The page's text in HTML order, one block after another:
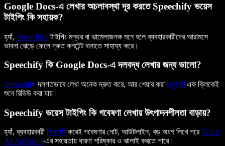
Google Docs-এ লেখার অচলাবস্থা দূর করতে Speechify ভয়েস
টাইপিং কি সহায়ক?
হ্যাঁ, Speechifyটাইপিং মন্থর বা ঝামেলাজনক মনে হলে ব্যবহারকারীদের আরামসে
ভাবনা ঝেড়ে ফেলে দ্রুত কনটেন্ট বানাতে সাহায্য করে।
Speechify কি Google Docs-এ দলবদ্ধ লেখার জন্য ভালো?
Speechifyদলগতভাবে লেখা অনেক দ্রুত করে, আর শেয়ার করা ডকুমেন্টএক ক্লিকেই
শুনে রিভিউ করা যায়।
Speechify ভয়েস টাইপিং কি গবেষণা লেখায় উৎপাদনশীলতা বাড়ায়?
হ্যাঁ, ব্যবহারকারী ডিকটেটকরেই গবেষণার নোট, আউটলাইন, বড় অংশ লিখে পরেVoice
AI Assistant-এর সহায়তায় ধারণা পরিষ্কার ও ঝালাই করতে পারে।